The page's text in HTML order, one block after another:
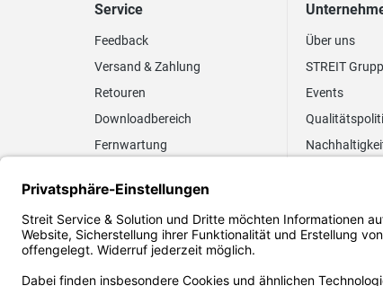
Service
Feedback
Versand & Zahlung
Retouren
Downloadbereich
Fernwartung
Elektronischer
Rechnungsversand
FAQ EUDR
Über uns
STREIT
Events